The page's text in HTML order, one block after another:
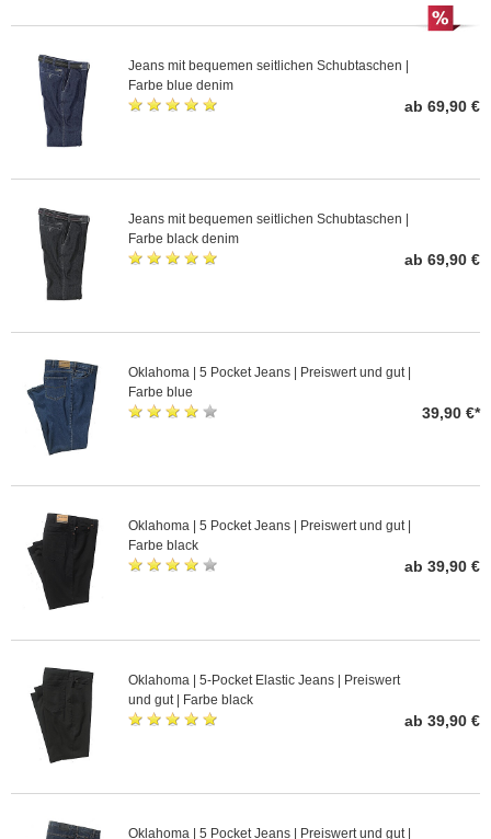
Jeans mit bequemen seitlichen Schubtaschen |
Farbe blue denim
ab 69,90 €
Jeans mit bequemen seitlichen Schubtaschen |
Farbe black denim
ab 69,90 €
Oklahoma | 5 Pocket Jeans | Preiswert und gut |
Farbe blue
39,90 €*
Oklahoma | 5 Pocket Jeans | Preiswert und gut |
Farbe black
ab 39,90 €
Oklahoma | 5-Pocket Elastic Jeans | Preiswert
und gut | Farbe black
ab 39,90 €
Oklahoma | 5 Pocket Jeans | Preiswert und gut |